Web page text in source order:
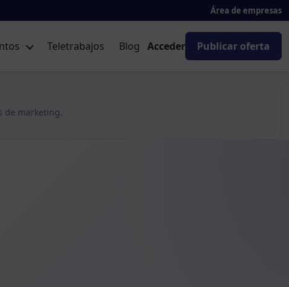
Área de empresas
Teletrabajos Blog Acceder Publicar oferta
de marketing.